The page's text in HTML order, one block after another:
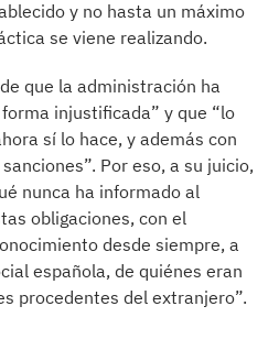
y no hasta un máximo
se viene realizando.
que la administración ha
injustificada” y que “lo
sí lo hace, y además con
Por eso, a su juicio,
nunca ha informado al
obligaciones, con el
desde siempre, a
española, de quiénes eran
procedentes del extranjero”.